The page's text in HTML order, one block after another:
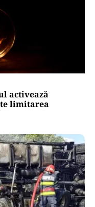
activează
limitarea